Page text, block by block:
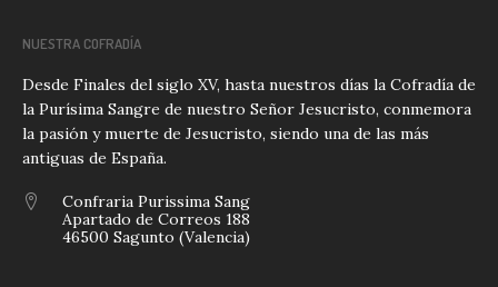
NUESTRA COFRADÍA
Desde Finales del siglo XV, hasta nuestros días la Cofradía de
la Purísima Sangre de nuestro Señor Jesucristo, conmemora
la pasión y muerte de Jesucristo, siendo una de las más
antiguas de España.
Confraria Purissima Sang
Apartado de Correos 188
46500 Sagunto (Valencia)